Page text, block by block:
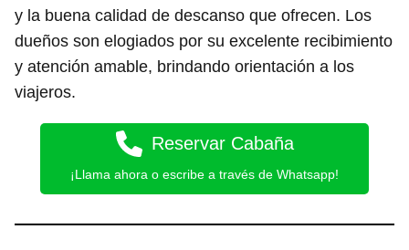
y la buena calidad de descanso que ofrecen. Los
dueños son elogiados por su excelente recibimiento
y atención amable, brindando orientación a los
viajeros.
Reservar Cabaña
¡Llama ahora o escribe a través de Whatsapp!